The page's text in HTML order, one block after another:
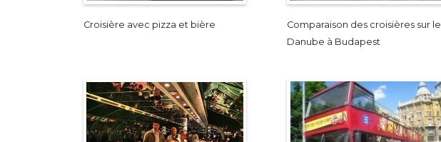
Croisière avec pizza et bière
Comparaison des croisières sur le
Danube à Budapest